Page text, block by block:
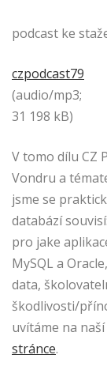
podcast ke
czpodcast79
(audio/mp3;
31 198 kB)
V tomo dílu CZ
Vondru a
jsme se
databází
pro jake
MySQL a
data,
škodlivosti/
uvítáme na naší
stránce.